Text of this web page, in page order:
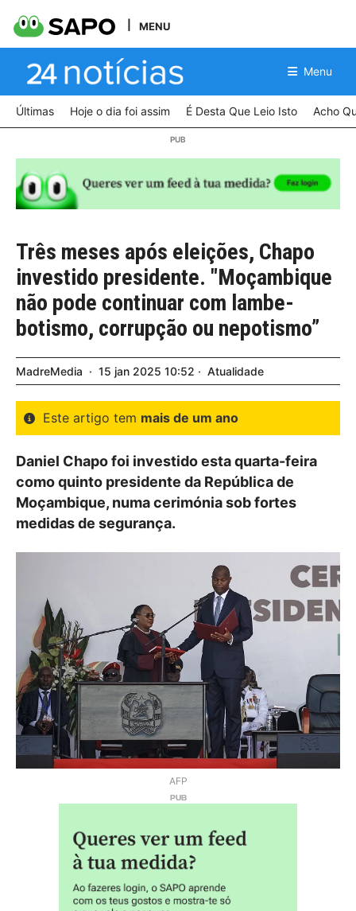
MENU
Menu
Últimas Hoje o dia foi assim É Desta Que Leio Isto Acho
Três meses após eleições, Chapo
investido presidente. "Moçambique
não pode continuar com lambe-
botismo, corrupção ou nepotismo”
MadreMedia 15 jan 2025 10:52 Atualidade
Este artigo tem mais de um ano
Daniel Chapo foi investido esta quarta-feira
como quinto presidente da República de
Moçambique, numa cerimónia sob fortes
medidas de segurança.
AFP